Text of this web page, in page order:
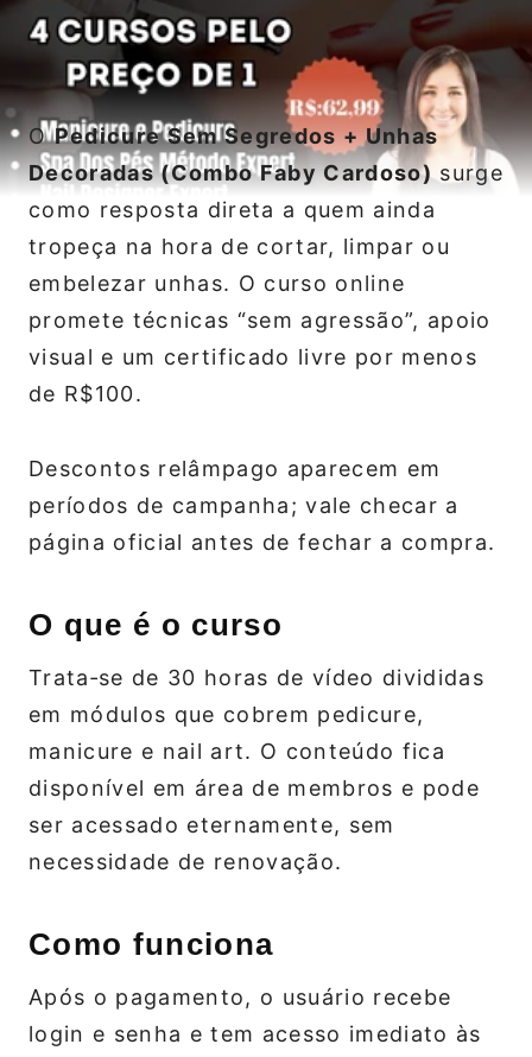
OPedicure Sem Segredos + Unhas
Decoradas (Combo Faby Cardoso)surge
como resposta direta a quem ainda
tropeça na hora de cortar, limpar ou
embelezar unhas. O curso online
promete técnicas “sem agressão”, apoio
visual e um certificado livre por menos
de R$100.
Descontos relâmpago aparecem em
períodos de campanha; vale checar a
página oficial antes de fechar a compra.
O que é o curso
Trata‑se de 30 horas de vídeo divididas
em módulos que cobrem pedicure,
manicure e nail art. O conteúdo fica
disponível em área de membros e pode
ser acessado eternamente, sem
necessidade de renovação.
Como funciona
Após o pagamento, o usuário recebe
login e senha e tem acesso imediato às